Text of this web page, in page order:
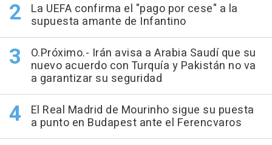
La UEFA confirma el "pago por cese" a la
supuesta amante de Infantino
O.Próximo.- Irán avisa a Arabia Saudí que su
nuevo acuerdo con Turquía y Pakistán no va
a garantizar su seguridad
El Real Madrid de Mourinho sigue su puesta
a punto en Budapest ante el Ferencvaros